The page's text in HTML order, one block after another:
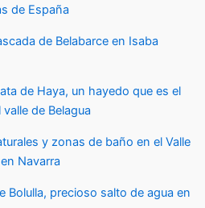
de España
de Belabarce en Isaba
de Haya, un hayedo que es el
de Belagua
y zonas de baño en el Valle
Navarra
Bolulla, precioso salto de agua en